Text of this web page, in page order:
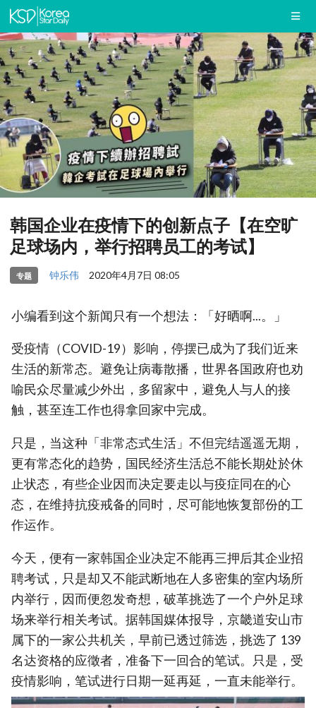
韩国企业在疫情下的创新点子【在空旷
足球场内，举行招聘员工的考试】
专题 钟乐伟 2020年4月7日 08:05
小编看到这个新闻只有一个想法：「好晒啊...。」
受疫情（COVID-19）影响，停摆已成为了我们近来
生活的新常态。避免让病毒散播，世界各国政府也劝
喻民众尽量减少外出，多留家中，避免人与人的接
触，甚至连工作也得拿回家中完成。
只是，当这种「非常态式生活」不但完结遥遥无期，
更有常态化的趋势，国民经济生活总不能长期处於休
止状态，有些企业因而决定要走以与疫症同在的心
态，在维持抗疫戒备的同时，尽可能地恢复部份的工
作运作。
今天，便有一家韩国企业决定不能再三押后其企业招
聘考试，只是却又不能武断地在人多密集的室内场所
内举行，因而便忽发奇想，破革挑选了一个户外足球
场来举行相关考试。据韩国媒体报导，京畿道安山市
属下的一家公共机关，早前已透过筛选，挑选了 139
名达资格的应徵者，准备下一回合的笔试。只是，受
疫情影响，笔试进行日期一延再延，一直未能举行。